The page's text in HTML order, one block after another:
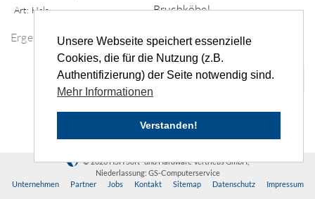
Unsere Webseite speichert essenzielle
Cookies, die für die Nutzung (z.B.
Authentifizierung) der Seite notwendig sind.
Mehr Informationen
Verstanden!
Ergebnisse der Fundsuche
Art: Hals
Bruchköbel
« ‹ ... 2 3 4 5 ›
© 2026 HSH Soft- und Hardware Vertriebs GmbH,
Niederlassung: GS-Computerservice
Unternehmen
Partner Jobs Kontakt Sitemap Datenschutz Impressum